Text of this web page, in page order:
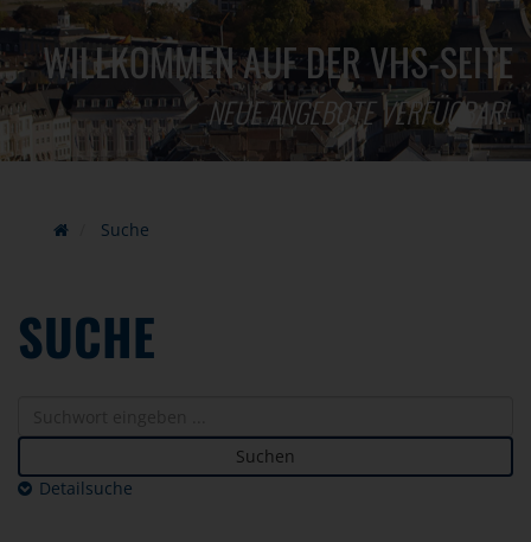
WILLKOMMEN AUF DER VHS-SEITE
NEUE ANGEBOTE VERFÜGBAR!
Suche
SUCHE
Suchen
Detailsuche